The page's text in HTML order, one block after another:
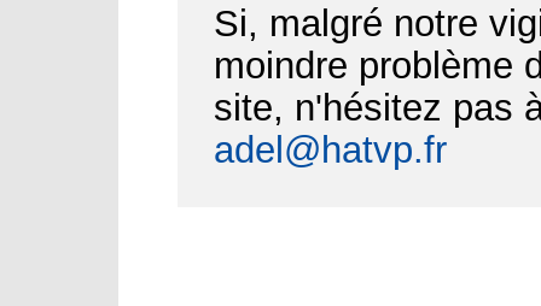
Si, malgré notre
moindre problème
site, n'hésitez pas
adel@hatvp.fr